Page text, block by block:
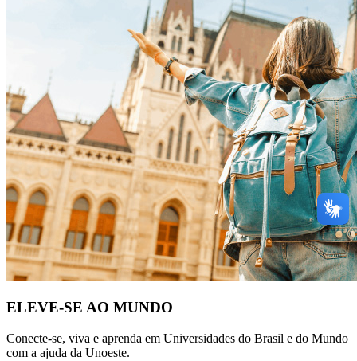
ELEVE-SE AO MUNDO
Conecte-se, viva e aprenda em Universidades do Brasil e do Mundo
com a ajuda da Unoeste.